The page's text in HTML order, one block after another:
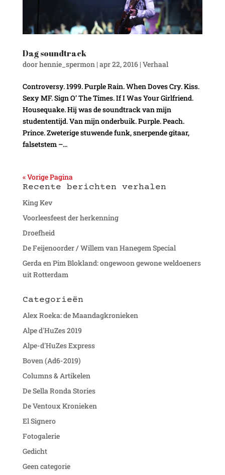
Dag soundtrack
doorhennie_spermon| apr 22, 2016| Verhaal
Controversy. 1999. Purple Rain. When Doves Cry. Kiss.
Sexy MF. Sign O’ The Times. If I Was Your Girlfriend.
Housequake. Hij was de soundtrack van mijn
studententijd. Van mijn onderbuik. Purple. Peach.
Prince. Zweterige stuwende funk, snerpende gitaar,
falsetstem –...
« Vorige Pagina
Recente berichten verhalen
King Kev
Voorleesfeest der herkenning
Droefheid
De Feijenoorder / Willem van Hanegem Special
Gerda en Pim Blokland: ongewoon gewone weldoeners
uit Rotterdam
Categorieën
Alex Roeka: de Maandagkronieken
Alpe d'HuZes 2019
Alpe-d'HuZes Express
Boven (Ad6-2019)
Columns & Artikelen
De Sella Ronda Stories
De Ventoux Kronieken
El Signero
Fotogalerie
Gedicht
Geen categorie